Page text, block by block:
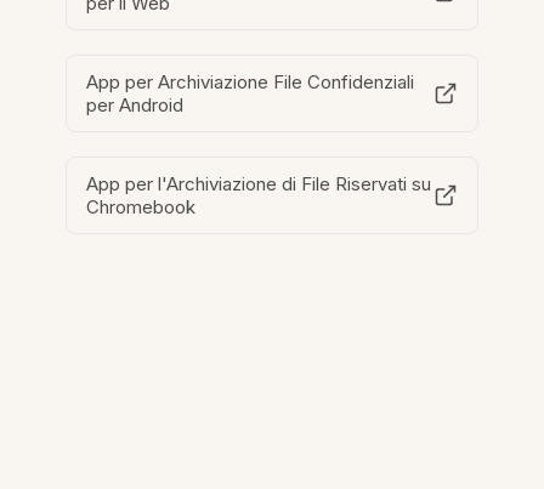
App per Archiviazione File Confidenziali
per Android
App per l'Archiviazione di File Riservati su
Chromebook